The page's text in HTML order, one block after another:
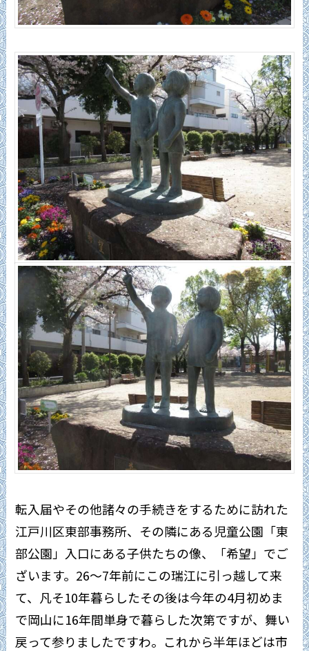
転入届やその他諸々の手続きをするために訪れた
江戸川区東部事務所、その隣にある児童公園「東
部公園」入口にある子供たちの像、「希望」でご
ざいます。26～7年前にこの瑞江に引っ越して来
て、凡そ10年暮らしたその後は今年の4月初めま
で岡山に16年間単身で暮らした次第ですが、舞い
戻って参りましたですわ。これから半年ほどは市